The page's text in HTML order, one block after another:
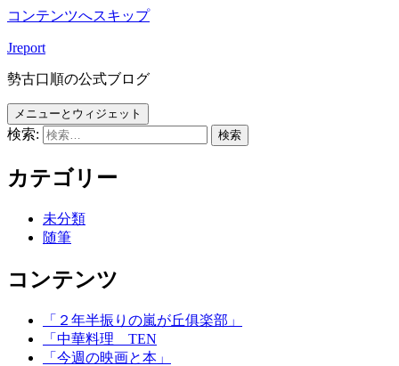
コンテンツへスキップ
Jreport
勢古口順の公式ブログ
メニューとウィジェット
検索:
カテゴリー
未分類
随筆
コンテンツ
「２年半振りの嵐が丘俱楽部」
「中華料理 TEN
「今週の映画と本」